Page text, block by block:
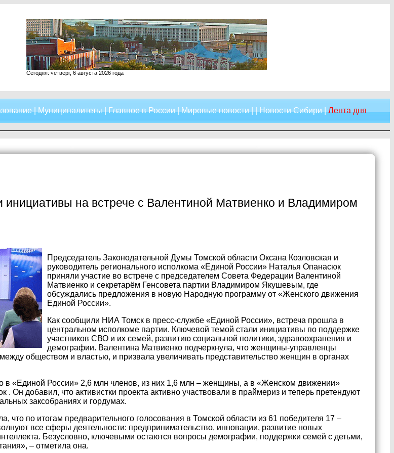
Сегодня: четверг, 6 августа 2026 года
|Муниципалитеты|Главное в России|Мировые новости| |Новости Сибири|Лента дня
инициативы на встрече с Валентиной Матвиенко и Владимиром
Председатель Законодательной Думы Томской области Оксана Козловская и
руководитель регионального исполкома «Единой России» Наталья Опанасюк
приняли участие во встрече с председателем Совета Федерации Валентиной
Матвиенко и секретарём Генсовета партии Владимиром Якушевым, где
обсуждались предложения в новую Народную программу от «Женского движения
Единой России».
Как сообщили НИА Томск в пресс-службе «Единой России», встреча прошла в
центральном исполкоме партии. Ключевой темой стали инициативы по поддержке
участников СВО и их семей, развитию социальной политики, здравоохранения и
демографии. Валентина Матвиенко подчеркнула, что женщины-управленцы
обществом и властью, и призвала увеличивать представительство женщин в органах
в «Единой России» 2,6 млн членов, из них 1,6 млн – женщины, а в «Женском движении»
. Он добавил, что активистки проекта активно участвовали в праймериз и теперь претендуют
заксобраниях и гордумах.
что по итогам предварительного голосования в Томской области из 61 победителя 17 –
все сферы деятельности: предпринимательство, инновации, развитие новых
Безусловно, ключевыми остаются вопросы демографии, поддержки семей с детьми,
– отметила она.